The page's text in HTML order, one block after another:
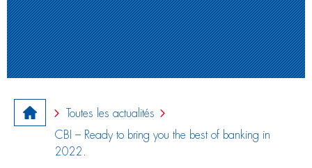
Toutes les actualités
CBI – Ready to bring you the best of banking in
2022.